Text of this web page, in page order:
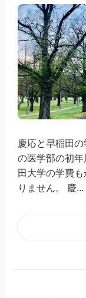
慶応と早稲田
の医学部の初
田大学の学費
りません。 慶...